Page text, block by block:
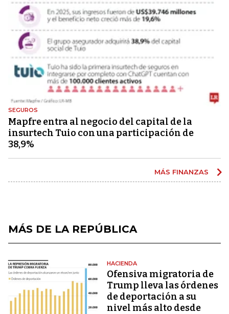
SEGUROS
Mapfre entra al negocio del capital de la
insurtech Tuio con una participación de
38,9%
MÁS FINANZAS
MÁS DE LA REPÚBLICA
HACIENDA
Ofensiva migratoria de
Trump lleva las órdenes
de deportación a su
nivel más alto desde